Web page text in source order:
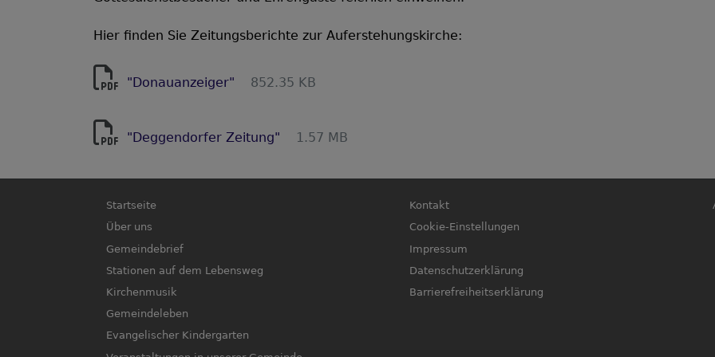
Hier finden Sie Zeitungsberichte zur Auferstehungskirche:
"Donauanzeiger" 852.35 KB
"Deggendorfer Zeitung" 1.57 MB
Hauptnavigation
Startseite
Über uns
Gemeindebrief
Stationen auf dem Lebensweg
Kirchenmusik
Gemeindeleben
Evangelischer Kindergarten
Fußbereichsmenü
Kontakt
Cookie-Einstellungen
Impressum
Datenschutzerklärung
Barrierefreiheitserklärung